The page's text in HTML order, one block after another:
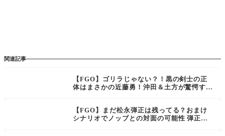
関連記事
【FGO】ゴリラじゃない？！黒の剣士の正
体はまさかの近藤勇！沖田＆土方が驚愕する
【FGO】まだ松永弾正は残ってる？おまけ
シナリオでノッブとの対面の可能性 弾正ち